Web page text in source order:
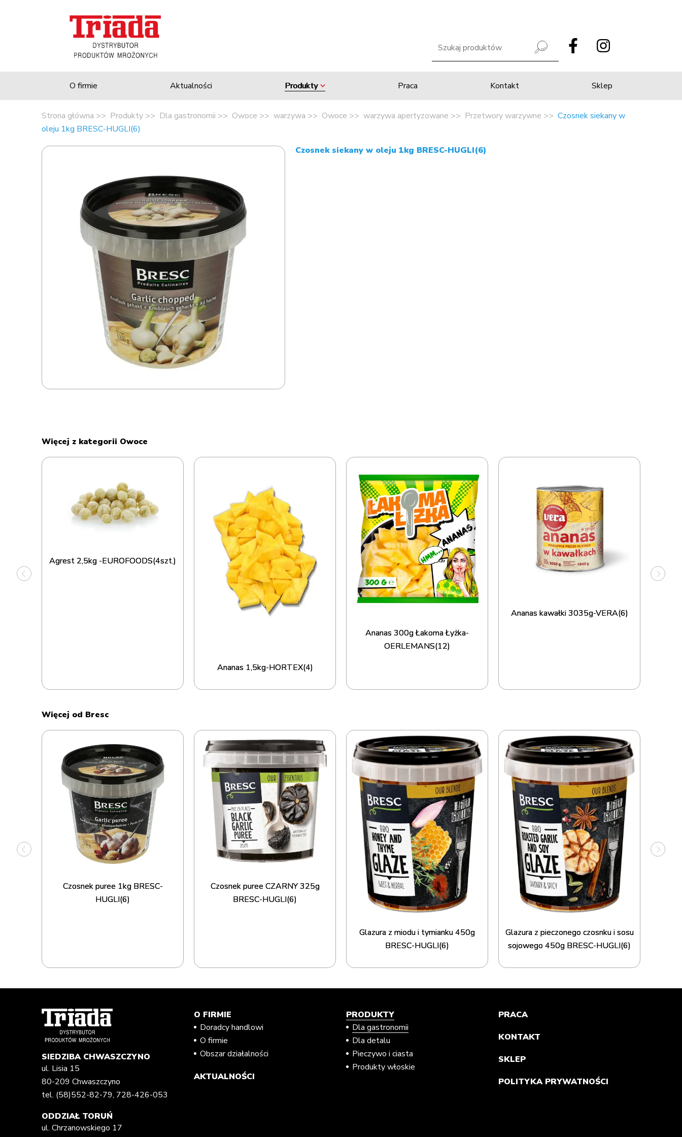
O firmie Aktualności Produkty Praca Kontakt Sklep
Strona główna Produkty Dla gastronomii Owoce warzywa Owoce warzywa apertyzowane Przetwory warzywne
Czosnek siekany w
oleju 1kg BRESC-HUGLI(6)
Czosnek siekany w oleju 1kg BRESC-HUGLI(6)
Więcej z kategorii Owoce
Agrest 2,5kg -EUROFOODS(4szt.)
Ananas 1,5kg-HORTEX(4)
Ananas 300g Łakoma Łyżka-
OERLEMANS(12)
Ananas kawałki 3035g-VERA(6)
Więcej od Bresc
Czosnek puree 1kg BRESC-
HUGLI(6)
Czosnek puree CZARNY 325g
BRESC-HUGLI(6)
Glazura z miodu i tymianku 450g
BRESC-HUGLI(6)
Glazura z pieczonego czosnku i sosu
sojowego 450g BRESC-HUGLI(6)
SIEDZIBA CHWASZCZYNO
ul. Lisia 15
80-209 Chwaszczyno
tel. (58)552-82-79, 728-426-053
ODDZIAŁ TORUŃ
ul. Chrzanowskiego 17
O FIRMIE
Doradcy handlowi
O firmie
Obszar działalności
AKTUALNOŚCI
PRODUKTY
Dla gastronomii
Dla detalu
Pieczywo i ciasta
Produkty włoskie
PRACA
KONTAKT
SKLEP
POLITYKA PRYWATNOŚCI